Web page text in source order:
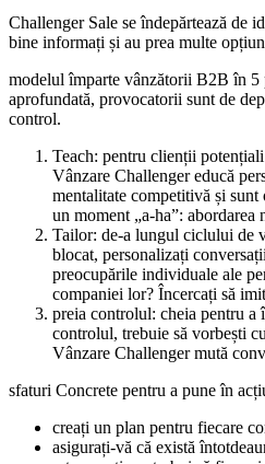
Challenger Sale se îndepărtează de
bine informați și au prea multe
modelul împarte vânzătorii B2B în 5
aprofundată, provocatorii sunt de
control.
Teach: pentru clienții
Vânzare Challenger educă
mentalitate competitivă și sunt
un moment „a-ha”: abordarea
Tailor: de-a lungul ciclului de
blocat, personalizați
preocupările individuale ale
companiei lor? Încercați să
preia controlul: cheia pentru a
controlul, trebuie să vorbești
Vânzare Challenger mută
sfaturi Concrete pentru a pune în
creați un plan pentru fiecare
asigurați-vă că există